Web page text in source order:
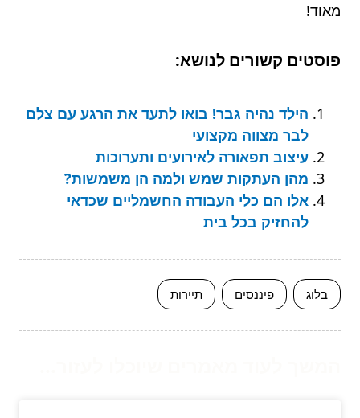
מאוד!
פוסטים קשורים לנושא:
הילד נהיה גבר! בואו לתעד את הרגע עם צלם
לבר מצווה מקצועי
עיצוב תפאורה לאירועים ותערוכות
מהן העתקות שמש ולמה הן משמשות?
אלו הם כלי העבודה החשמליים שכדאי
להחזיק בכל בית
בלוג פיננסים תיירות